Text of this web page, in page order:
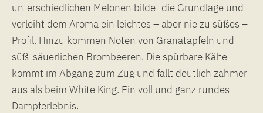
unterschiedlichen Melonen bildet die Grundlage und
verleiht dem Aroma ein leichtes – aber nie zu süßes –
Profil. Hinzu kommen Noten von Granatäpfeln und
süß-säuerlichen Brombeeren. Die spürbare Kälte
kommt im Abgang zum Zug und fällt deutlich zahmer
aus als beim White King. Ein voll und ganz rundes
Dampferlebnis.